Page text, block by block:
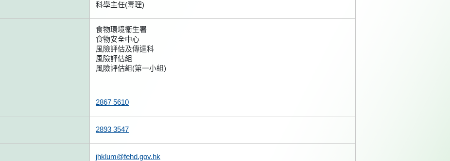
科學主任(毒理)
食物環境衞生署
食物安全中心
風險評估及傳達科
風險評估組
風險評估組(第一小組)
2867 5610
2893 3547
jhklum@fehd.gov.hk